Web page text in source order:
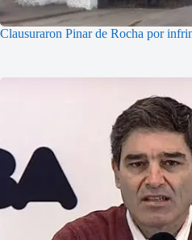
Clausuraron Pinar de Rocha por